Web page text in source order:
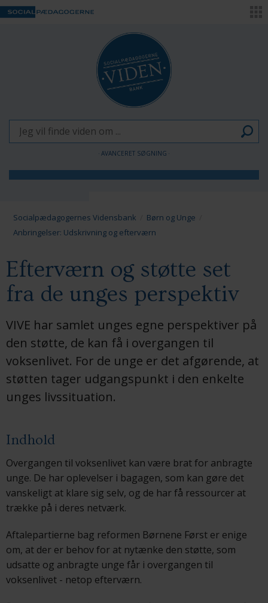
AVANCERET SØGNING
Voksne
Socialpædagogernes Vidensbank
Børn og Unge
Anbringelser: Udskrivning og efterværn
Efterværn og støtte set
fra de unges perspektiv
VIVE har samlet unges egne perspektiver på
den støtte, de kan få i overgangen til
voksenlivet. For de unge er det afgørende, at
støtten tager udgangspunkt i den enkelte
unges livssituation.
Indhold
Overgangen til voksenlivet kan være brat for anbragte
unge. De har oplevelser i bagagen, som kan gøre det
vanskeligt at klare sig selv, og de har få ressourcer at
trække på i deres netværk.
Aftalepartierne bag reformen Børnene Først er enige
om, at der er behov for at nytænke den støtte, som
udsatte og anbragte unge får i overgangen til
voksenlivet - netop efterværn.